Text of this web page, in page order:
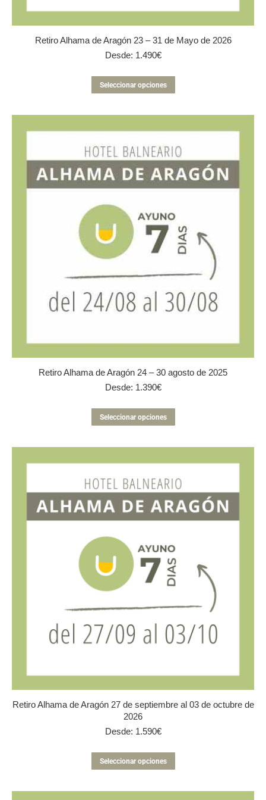
Retiro Alhama de Aragón 23 – 31 de Mayo de 2026
Desde: 1.490€
Seleccionar opciones
producto
múltiples
variantes.
opciones
pueden
elegir
la
página
de
producto
Retiro Alhama de Aragón 24 – 30 agosto de 2025
Desde: 1.390€
Seleccionar opciones
producto
múltiples
variantes.
opciones
pueden
elegir
la
página
de
producto
Retiro Alhama de Aragón 27 de septiembre al 03 de octubre de
2026
Desde: 1.590€
Seleccionar opciones
producto
múltiples